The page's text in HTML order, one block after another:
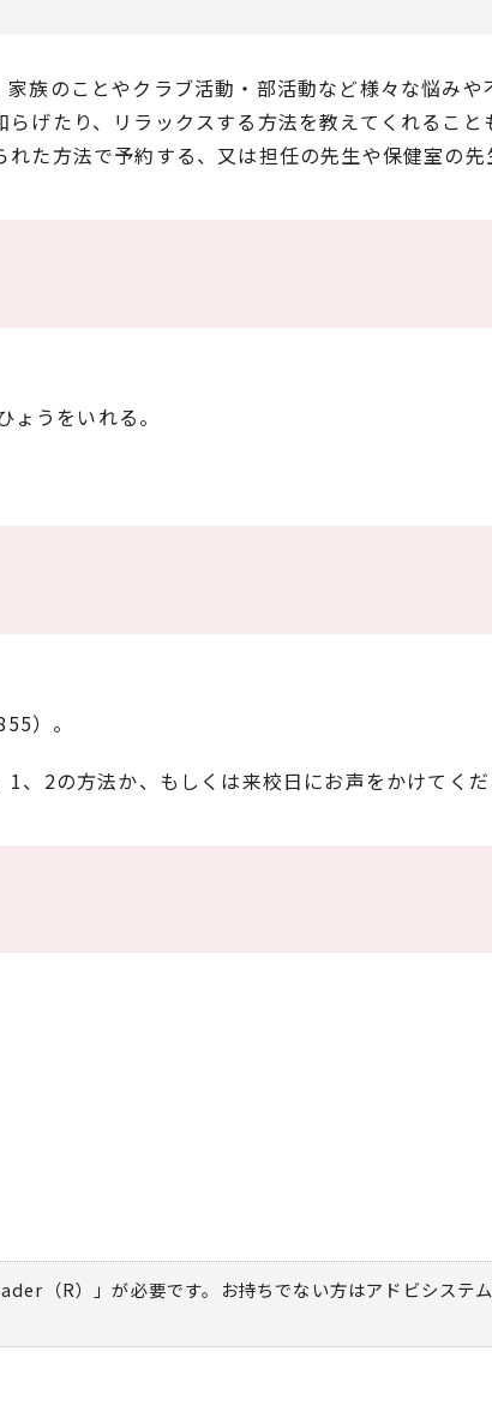
族のことやクラブ活動・部活動など様々な悩み
げたり、リラックスする方法を教えてくれるこ
た方法で予約する、又は担任の先生や保健室の
うをいれる。
）。
、2の方法か、もしくは来校日にお声をかけてく
（R）」が必要です。お持ちでない方はアドビシステ